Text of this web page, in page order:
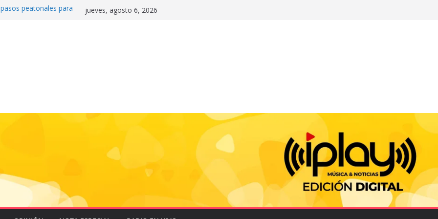
peatonales para
historia en el Draft
la motocicleta a la
2026
e impulsa triunfo de
jueves, agosto 6, 2026